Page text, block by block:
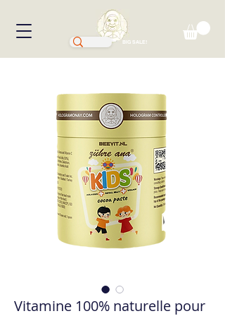
BIG SALE!
Vitamine 100% naturelle pour